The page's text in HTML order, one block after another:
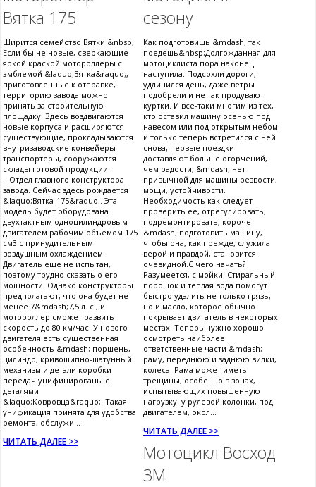
Вятка 175
Ширится семейство Вятки &nbsp;
Если бы не новые, сверкающие
яркой краской мотороллеры с
эмблемой &laquo;Вятка&raquo;,
приготовленные к отправке,
территорию завода можно
принять за строительную
площадку. Здесь воздвигаются
новые корпуса и расширяются
существующие, прокладываются
внутризаводские конвейеры-
транспортеры, сооружаются
склады готовой продукции.
...Отдел главного конструктора
завода. Сейчас здесь рождается
&laquo;Вятка-175&raquo;. Эта
модель будет оборудована
двухтактным одноцилиндровым
двигателем рабочим объемом 175
см3 с принудительным
воздушным охлаждением.
Двигатель еще не испытан,
поэтому трудно сказать о его
мощности. Однако конструкторы
предполагают, что она будет не
менее 7&mdash;7,5 л. c., и
мотороллер сможет развить
скорость до 80 км/час. У нового
двигателя есть существенная
особенность &mdash; поршень,
цилиндр, кривошипно-шатунный
механизм и детали коробки
передач унифицированы с
деталями
&laquo;Ковровца&raquo;. Такая
унификация принята для удобства
ремонта, обслужи...
ЧИТАТЬ ДАЛЕЕ >>
сезону
Как подготовишь &mdash; так
поедешь&nbsp;Долгожданная для
мотоциклиста пора наконец
наступила. Подсохли дороги,
удлинился день, даже ветры
подобрели и не так продувают
куртки. И все-таки многим из тех,
кто оставил машину осенью под
навесом или под открытым небом
и только теперь встретился с ней
снова, первые поездки
доставляют больше огорчений,
чем радости, &mdash; нет
привычной для машины резвости,
мощи, устойчивости.
Необходимость как следует
проверить ее, отрегулировать,
подремонтировать, короче
&mdash; подготовить машину,
чтобы она, как прежде, служила
верой и правдой, становится
очевидной.С чего начать?
Разумеется, с мойки. Стиральный
порошок и теплая вода помогут
быстро удалить не только грязь,
но и масло, которое обычно
покрывает двигатель в некоторых
местах. Теперь нужно хорошо
осмотреть наиболее
ответственные части &mdash;
раму, переднюю и заднюю вилки,
колеса. Рама может иметь
трещины, особенно в зонах,
испытывающих повышенную
нагрузку: у рулевой колонки, под
двигателем, окол...
ЧИТАТЬ ДАЛЕЕ >>
Мотоцикл Восход
3М